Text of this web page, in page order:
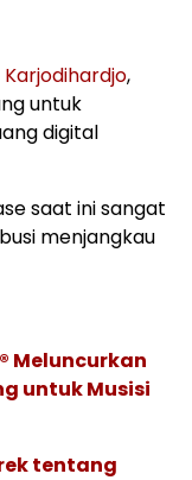
Karjodihardjo,
untuk
digital
saat ini sangat
menjangkau
Meluncurkan
untuk Musisi
tentang